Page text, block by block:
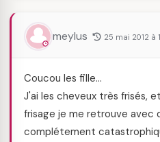
meylus 25 mai 2012 à
Coucou les fille…
J'ai les cheveux très frisés,
frisage je me retrouve avec
complétement